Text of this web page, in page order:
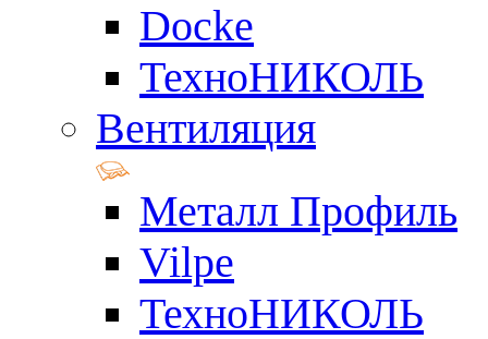
Docke
ТехноНИКОЛЬ
Вентиляция
Металл Профиль
Vilpe
ТехноНИКОЛЬ